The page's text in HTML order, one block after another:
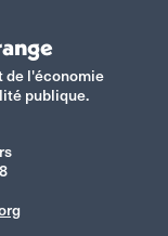
de l'économie
publique.